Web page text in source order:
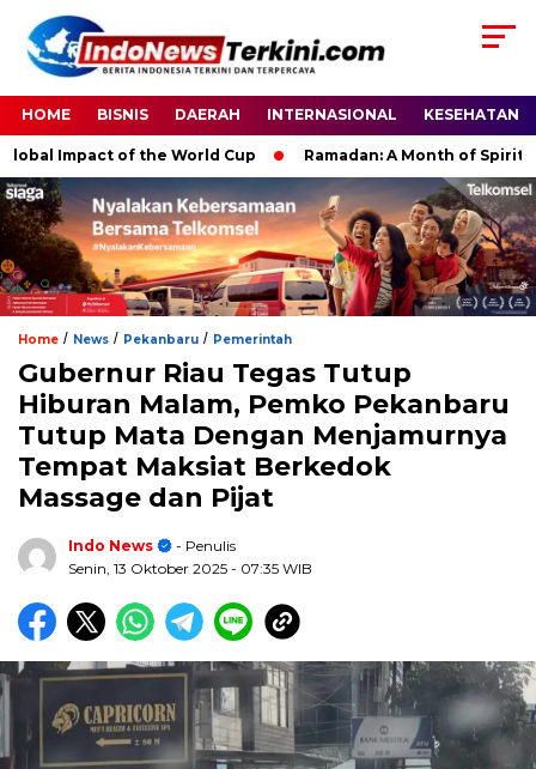
HOME BISNIS DAERAH INTERNASIONAL KESEHATAN
Impact of the World Cup Ramadan: A Month of Spiritual
Home / News / Pekanbaru / Pemerintah
Gubernur Riau Tegas Tutup
Hiburan Malam, Pemko Pekanbaru
Tutup Mata Dengan Menjamurnya
Tempat Maksiat Berkedok
Massage dan Pijat
Indo News
- Penulis
Senin, 13 Oktober 2025 - 07:35 WIB